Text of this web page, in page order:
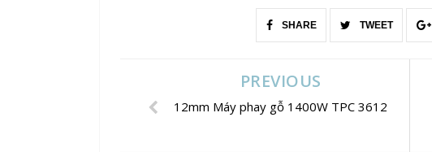
SHARE TWEET
PREVIOUS
12mm Máy phay gỗ 1400W TPC 3612